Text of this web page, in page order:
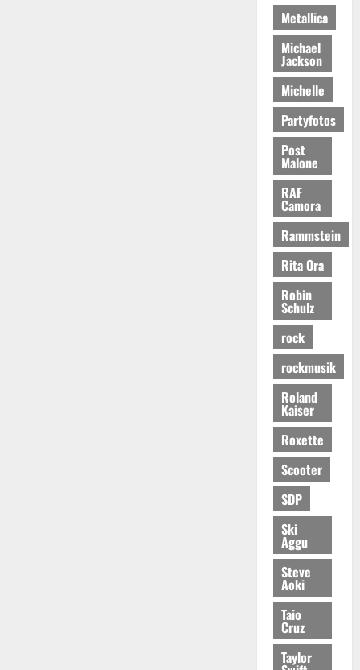
Metallica
Michael
Jackson
Michelle
Partyfotos
Post
Malone
RAF
Camora
Rammstein
Rita Ora
Robin
Schulz
rock
rockmusik
Roland
Kaiser
Roxette
Scooter
SDP
Ski
Aggu
Steve
Aoki
Taio
Cruz
Taylor